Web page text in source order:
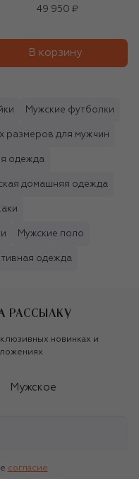
49 950 ₽
В корзину
Мужские футболки
размеров для мужчин
одежда
домашняя одежда
Мужские поло
одежда
РАССЫЛКУ
новинках и
Мужское
согласие